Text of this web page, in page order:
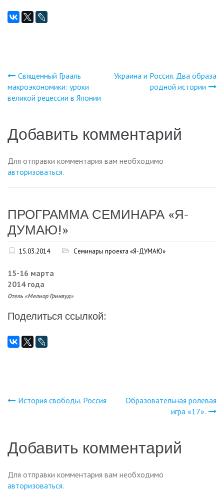
Навигация
записям
Священный Грааль
макроэкономики: уроки
великой рецессии в Японии
Украина и Россия. Два образа
родной истории
Добавить комментарий
Для отправки комментария вам необходимо
авторизоваться.
ПРОГРАММА СЕМИНАРА «Я-
ДУМАЮ!»
15.03.2014 Семинары проекта «Я-ДУМАЮ»
15-16 марта
2014 года
Отель «Мелиор Гринвуд»
Поделиться ссылкой:
Навигация
записям
История свободы. Россия
Образовательная ролевая
игра «17».
Добавить комментарий
Для отправки комментария вам необходимо
авторизоваться.